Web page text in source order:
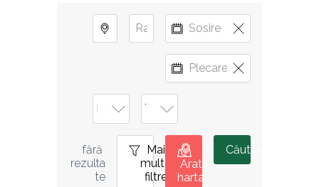
fără
rezulta
te
Mai
multe
filtre
0
Arată
harta
Căutare